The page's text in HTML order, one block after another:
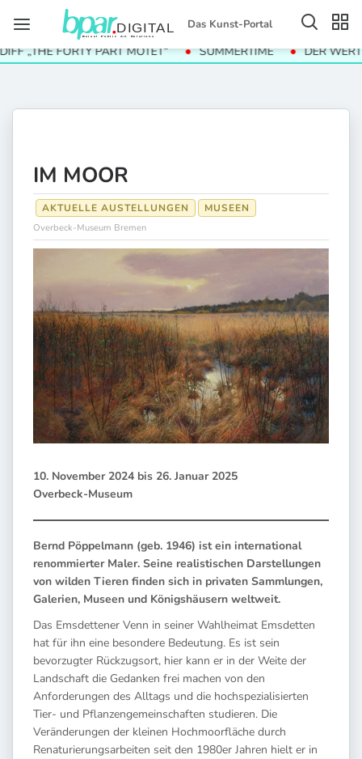
Das Kunst-Portal
FORTY PART MOTET“ SUMMERTIME DER WERT
IM MOOR
AKTUELLE AUSTELLUNGEN MUSEEN
Overbeck-Museum Bremen
10. November 2024 bis 26. Januar 2025
Overbeck-Museum
Bernd Pöppelmann (geb. 1946) ist ein international
renommierter Maler. Seine realistischen Darstellungen
von wilden Tieren finden sich in privaten Sammlungen,
Galerien, Museen und Königshäusern weltweit.
Das Emsdettener Venn in seiner Wahlheimat Emsdetten
hat für ihn eine besondere Bedeutung. Es ist sein
bevorzugter Rückzugsort, hier kann er in der Weite der
Landschaft die Gedanken frei machen von den
Anforderungen des Alltags und die hochspezialisierten
Tier- und Pflanzengemeinschaften studieren. Die
Veränderungen der kleinen Hochmoorfläche durch
Renaturierungsarbeiten seit den 1980er Jahren hielt er in